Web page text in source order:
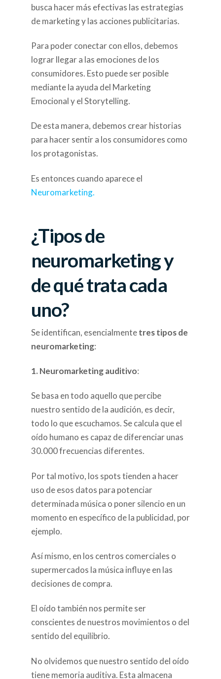
busca hacer más efectivas las estrategias
de marketing y las acciones publicitarias.
Para poder conectar con ellos, debemos
lograr llegar a las emociones de los
consumidores. Esto puede ser posible
mediante la ayuda del Marketing
Emocional y el Storytelling.
De esta manera, debemos crear historias
para hacer sentir a los consumidores como
los protagonistas.
Es entonces cuando aparece el
Neuromarketing.
¿Tipos de
neuromarketing y
de qué trata cada
uno?
Se identifican, esencialmentetres tipos de
neuromarketing:
1. Neuromarketing auditivo:
Se basa en todo aquello que percibe
nuestro sentido de la audición, es decir,
todo lo que escuchamos. Se calcula que el
oído humano es capaz de diferenciar unas
30.000 frecuencias diferentes.
Por tal motivo, los spots tienden a hacer
uso de esos datos para potenciar
determinada música o poner silencio en un
momento en específico de la publicidad, por
ejemplo.
Así mismo, en los centros comerciales o
supermercados la música influye en las
decisiones de compra.
El oído también nos permite ser
conscientes de nuestros movimientos o del
sentido del equilibrio.
No olvidemos que nuestro sentido del oído
tiene memoria auditiva. Esta almacena